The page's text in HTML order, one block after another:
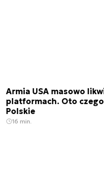
Armia USA masowo
platformach. Oto
Polskie
16 min.